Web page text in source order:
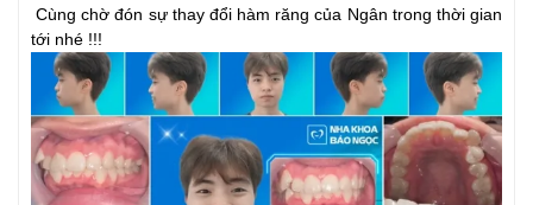
Cùng chờ đón sự thay đổi hàm răng của Ngân trong thời gian
tới nhé !!!